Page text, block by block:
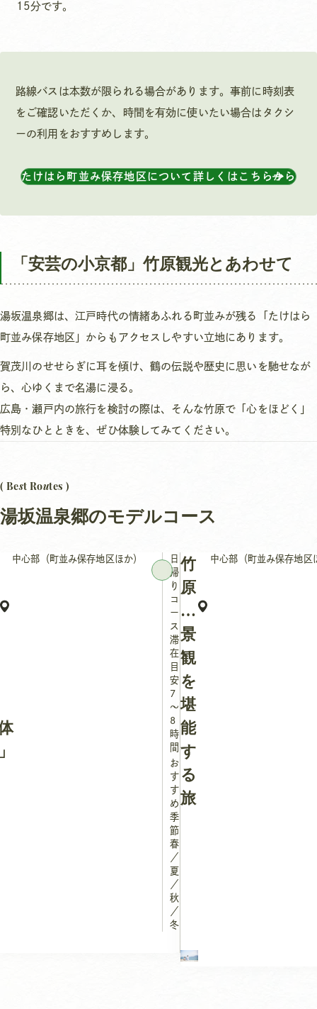
15分です。
路線バスは本数が限られる場合があります。事前に時刻表
をご確認いただくか、時間を有効に使いたい場合はタクシ
ーの利用をおすすめします。
たけはら町並み保存地区について詳しくはこちらから
「安芸の小京都」竹原観光とあわせて
湯坂温泉郷は、江戸時代の情緒あふれる町並みが残る「たけはら
町並み保存地区」からもアクセスしやすい立地にあります。
賀茂川のせせらぎに耳を傾け、鶴の伝説や歴史に思いを馳せなが
ら、心ゆくまで名湯に浸る。
広島・瀬戸内の旅行を検討の際は、そんな竹原で「心をほどく」
特別なひとときを、ぜひ体験してみてください。
( Best Routes )
湯坂温泉郷のモデルコース
中心部（町並み保存地区ほか）
日
帰
り
コ
ー
ス
滞
在
目
安：
7
～
8
時
間
お
す
す
め
季
節：
春
／
夏
／
秋
／
冬
竹
原
の
景
観
を
堪
能
す
る
旅
中心部（町並み保存地区